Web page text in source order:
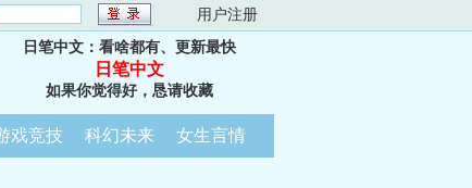
用户注册
日笔中文：看啥都有、更新最快
日笔中文
如果你觉得好，恳请收藏
戏竞技 科幻未来 女生言情